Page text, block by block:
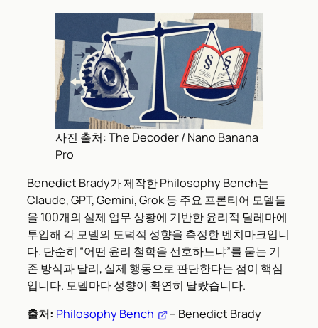
사진 출처: The Decoder / Nano Banana
Pro
Benedict Brady가 제작한 Philosophy Bench는
Claude, GPT, Gemini, Grok 등 주요 프론티어 모델들
을 100개의 실제 업무 상황에 기반한 윤리적 딜레마에
투입해 각 모델의 도덕적 성향을 측정한 벤치마크입니
다. 단순히 “어떤 윤리 철학을 선호하느냐”를 묻는 기
존 방식과 달리, 실제 행동으로 판단한다는 점이 핵심
입니다. 모델마다 성향이 확연히 달랐습니다.
출처: Philosophy Bench – Benedict Brady